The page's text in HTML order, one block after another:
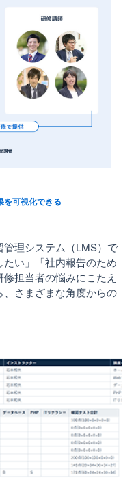
を可視化できる
理システム（LMS）で
い」「社内報告のため
担当者の悩みにこたえ
さまざまな角度からの